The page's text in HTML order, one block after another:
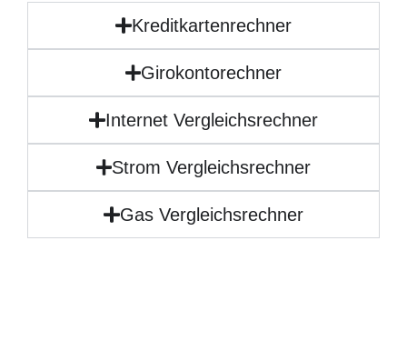
Kreditkartenrechner
Girokontorechner
Internet Vergleichsrechner
Strom Vergleichsrechner
Gas Vergleichsrechner